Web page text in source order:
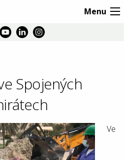
Menu
Spojených
Ve